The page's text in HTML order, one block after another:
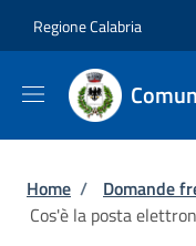
Regione Calabria
Briciole di
Home / Domande
Cos'è la posta